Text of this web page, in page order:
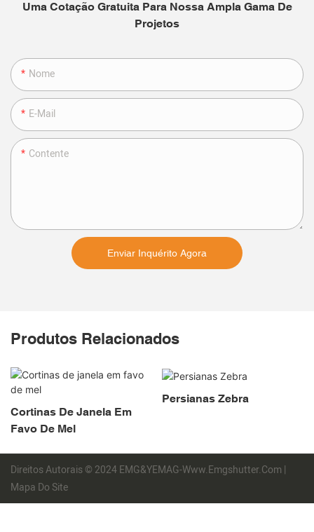
Uma Cotação Gratuita Para Nossa Ampla Gama De
Projetos
Nome
E-Mail
Contente
Enviar Inquérito Agora
Produtos Relacionados
Cortinas De Janela Em
Favo De Mel
Persianas Zebra
Direitos Autorais © 2024 EMG&YEMAG-Www.emgshutter.com |
Mapa Do Site